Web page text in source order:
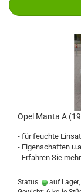
Opel Manta A
- für feuchte
- Eigenschaften
- Erfahren Sie
Status: auf